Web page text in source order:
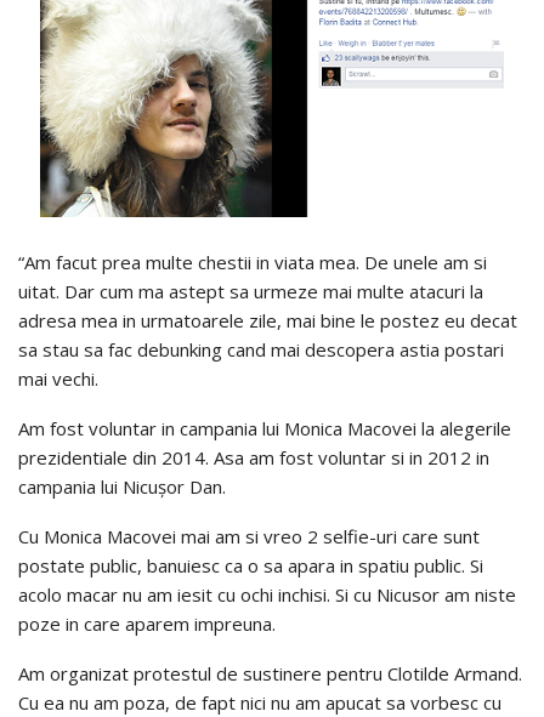
“Am facut prea multe chestii in viata mea. De unele am si
uitat. Dar cum ma astept sa urmeze mai multe atacuri la
adresa mea in urmatoarele zile, mai bine le postez eu decat
sa stau sa fac debunking cand mai descopera astia postari
mai vechi.
Am fost voluntar in campania lui Monica Macovei la alegerile
prezidentiale din 2014. Asa am fost voluntar si in 2012 in
campania lui Nicușor Dan.
Cu Monica Macovei mai am si vreo 2 selfie-uri care sunt
postate public, banuiesc ca o sa apara in spatiu public. Si
acolo macar nu am iesit cu ochi inchisi. Si cu Nicusor am niste
poze in care aparem impreuna.
Am organizat protestul de sustinere pentru Clotilde Armand.
Cu ea nu am poza, de fapt nici nu am apucat sa vorbesc cu